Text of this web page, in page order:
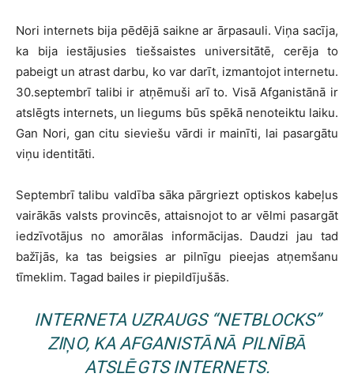
Nori internets bija pēdējā saikne ar ārpasauli. Viņa sacīja,
ka bija iestājusies tiešsaistes universitātē, cerēja to
pabeigt un atrast darbu, ko var darīt, izmantojot internetu.
30.septembrī talibi ir atņēmuši arī to. Visā Afganistānā ir
atslēgts internets, un liegums būs spēkā nenoteiktu laiku.
Gan Nori, gan citu sieviešu vārdi ir mainīti, lai pasargātu
viņu identitāti.
Septembrī talibu valdība sāka pārgriezt optiskos kabeļus
vairākās valsts provincēs, attaisnojot to ar vēlmi pasargāt
iedzīvotājus no amorālas informācijas. Daudzi jau tad
bažījās, ka tas beigsies ar pilnīgu pieejas atņemšanu
tīmeklim. Tagad bailes ir piepildījušās.
INTERNETA UZRAUGS “NETBLOCKS”
ZIŅO, KA AFGANISTĀNĀ PILNĪBĀ
ATSLĒGTS INTERNETS.